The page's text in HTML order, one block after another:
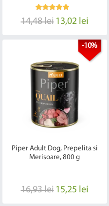
14,48 lei 13,02 lei
-10%
Piper Adult Dog, Prepelita si
Merisoare, 800 g
16,93 lei 15,25 lei